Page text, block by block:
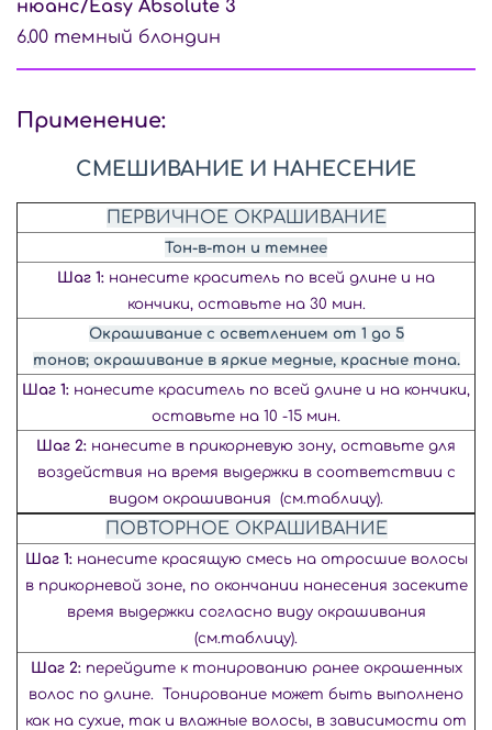
нюанс/Easy Absolute 3
6.00 темный блондин
Применение:
СМЕШИВАНИЕ И НАНЕСЕНИЕ
ПЕРВИЧНОЕ ОКРАШИВАНИЕ
Тон-в-тон и темнее
Шаг 1: нанесите краситель по всей длине и на
кончики, оставьте на 30 мин.
Окрашивание с осветлением от 1 до 5
тонов; окрашивание в яркие медные, красные тона.
Шаг 1: нанесите краситель по всей длине и на кончики,
оставьте на 10 -15 мин.
Шаг 2: нанесите в прикорневую зону, оставьте для
воздействия на время выдержки в соответствии с
видом окрашивания (см.таблицу).
ПОВТОРНОЕ ОКРАШИВАНИЕ
Шаг 1: нанесите красящую смесь на отросшие волосы
в прикорневой зоне, по окончании нанесения засеките
время выдержки согласно виду окрашивания
(см.таблицу).
Шаг 2: перейдите к тонированию ранее окрашенных
волос по длине. Тонирование может быть выполнено
как на сухие, так и влажные волосы, в зависимости от